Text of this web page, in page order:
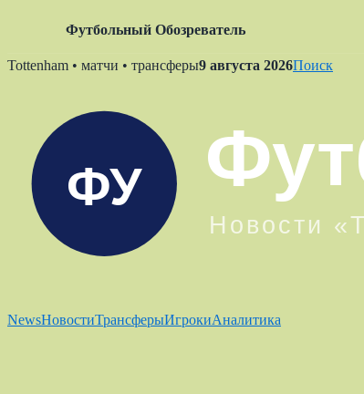
Футбольный Обозреватель
Skip
Tottenham • матчи • трансферы9 августа 2026Поиск
NewsНовостиТрансферыИгрокиАналитика